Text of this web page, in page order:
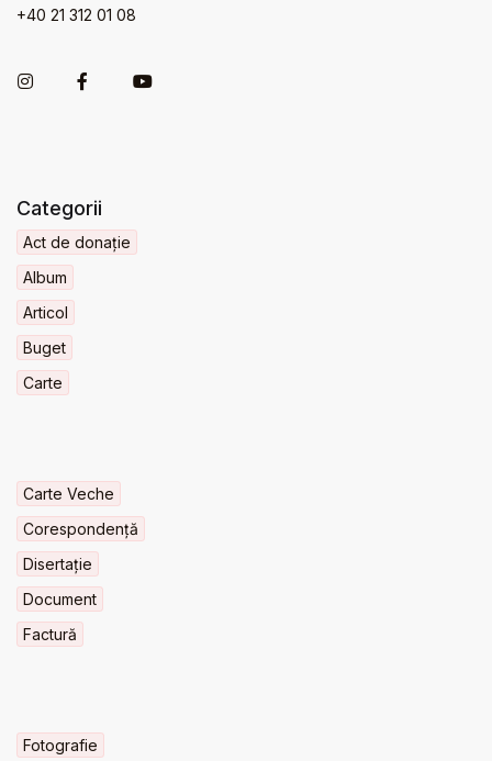
+40 21 312 01 08
Categorii
Act de donație
Album
Articol
Buget
Carte
Carte Veche
Corespondență
Disertație
Document
Factură
Fotografie